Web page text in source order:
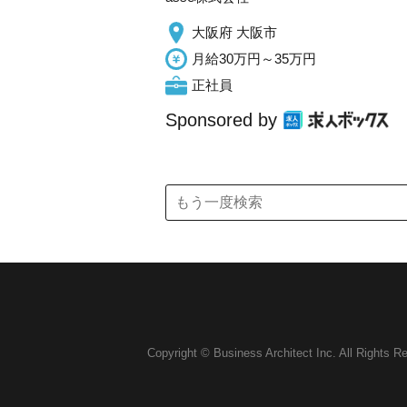
大阪府 大阪市
月給30万円～35万円
正社員
Sponsored by
Copyright © Business Architect Inc. All Rights